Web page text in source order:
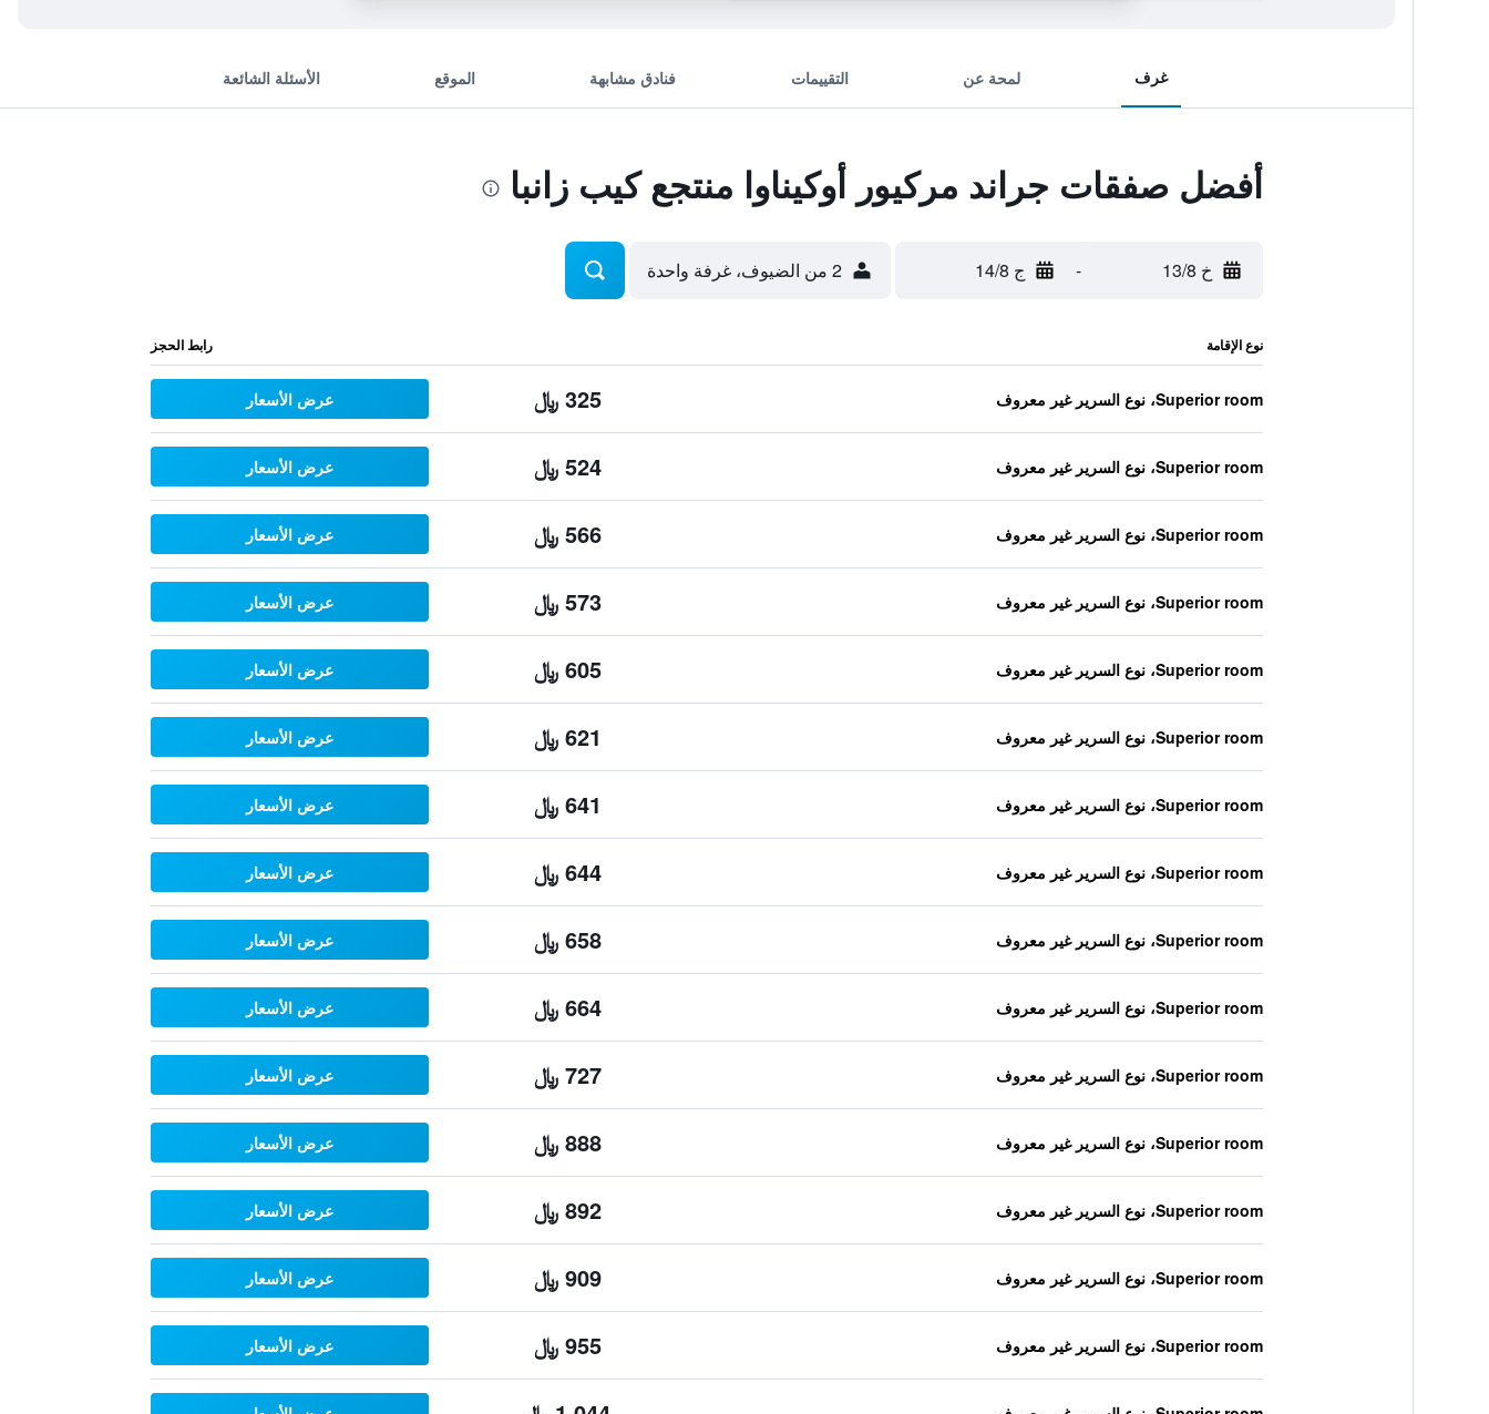
غرف لمحة عن التقييمات فنادق مشابهة الموقع الأسئلة الشائعة
أفضل صفقات جراند مركيور أوكيناوا منتجع كيب زانبا
خ 13/8 - ج 14/8 2 من الضيوف، غرفة واحدة
نوع الإقامة رابط الحجز
Superior room، نوع السرير غير معروف 325 ﷼ عرض الأسعار
Superior room، نوع السرير غير معروف 524 ﷼ عرض الأسعار
Superior room، نوع السرير غير معروف 566 ﷼ عرض الأسعار
Superior room، نوع السرير غير معروف 573 ﷼ عرض الأسعار
Superior room، نوع السرير غير معروف 605 ﷼ عرض الأسعار
Superior room، نوع السرير غير معروف 621 ﷼ عرض الأسعار
Superior room، نوع السرير غير معروف 641 ﷼ عرض الأسعار
Superior room، نوع السرير غير معروف 644 ﷼ عرض الأسعار
Superior room، نوع السرير غير معروف 658 ﷼ عرض الأسعار
Superior room، نوع السرير غير معروف 664 ﷼ عرض الأسعار
Superior room، نوع السرير غير معروف 727 ﷼ عرض الأسعار
Superior room، نوع السرير غير معروف 888 ﷼ عرض الأسعار
Superior room، نوع السرير غير معروف 892 ﷼ عرض الأسعار
Superior room، نوع السرير غير معروف 909 ﷼ عرض الأسعار
Superior room، نوع السرير غير معروف 955 ﷼ عرض الأسعار